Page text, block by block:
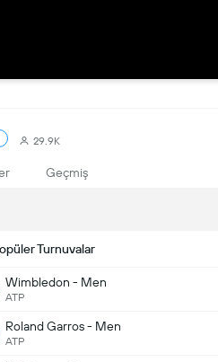
29.9K
Geçmiş
Turnuvalar
Wimbledon - Men
ATP
Roland Garros - Men
ATP